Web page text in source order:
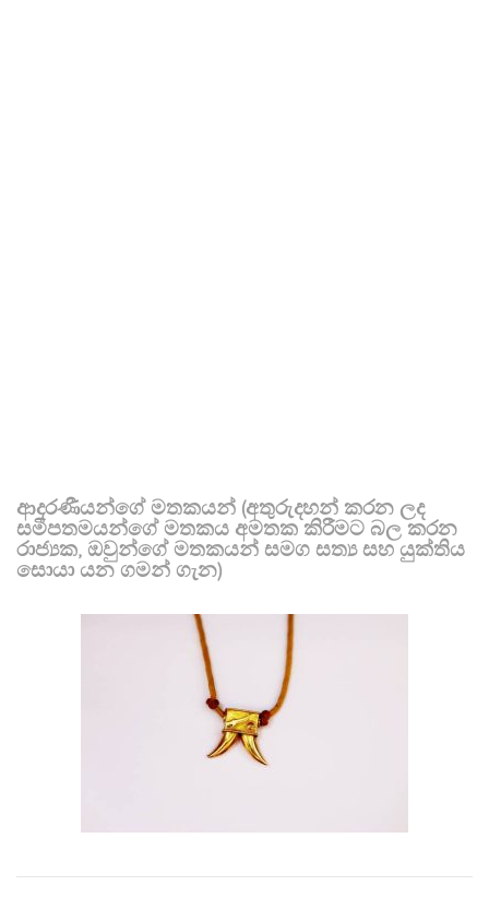
ආදරණීයන්ගේ මතකයන් (අතුරුදහන් කරන ලද
සමීපතමයන්ගේ මතකය අමතක කිරීමට බල කරන
රාජ්‍යක, ඔවුන්ගේ මතකයන් සමග සත්‍ය සහ යුක්තිය
සොයා යන ගමන් ගැන)